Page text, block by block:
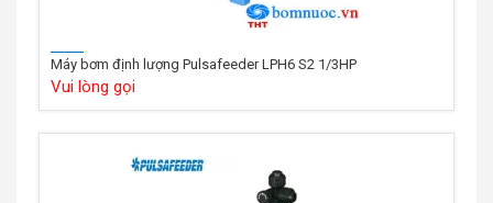
Máy bơm định lượng Pulsafeeder LPH6 S2 1/3HP
Vui lòng gọi